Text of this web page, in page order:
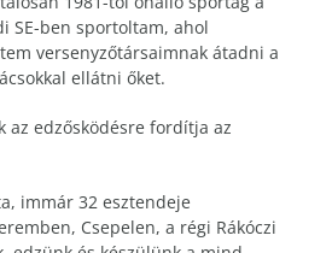
SE-ben sportoltam, ahol
versenyzőtársaimnak átadni a
ellátni őket.
az edzősködésre fordítja az
immár 32 esztendeje
Csepelen, a régi Rákóczi